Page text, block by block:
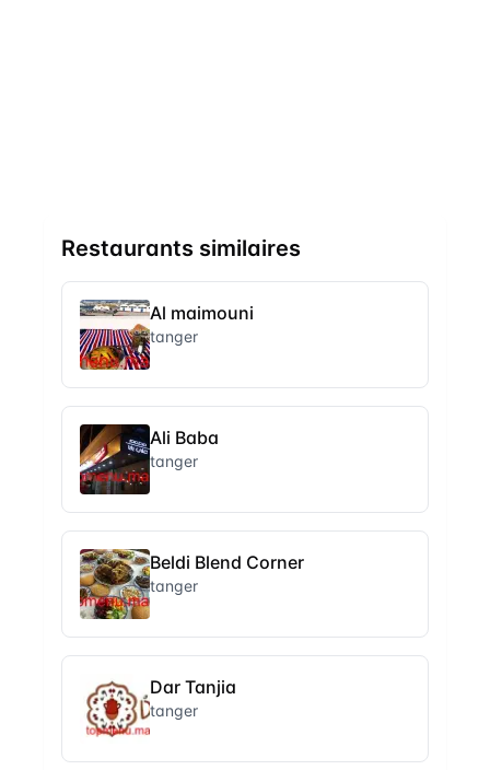
Restaurants similaires
Al maimouni
tanger
Ali Baba
tanger
Beldi Blend Corner
tanger
Dar Tanjia
tanger